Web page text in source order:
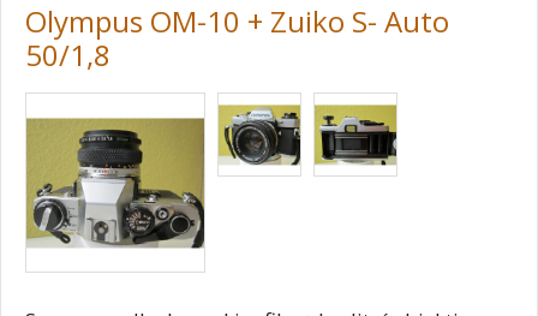
Olympus OM-10 + Zuiko S- Auto
50/1,8